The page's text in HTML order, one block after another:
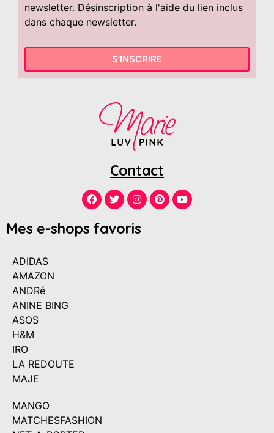
newsletter. Désinscription à l'aide du lien inclus
dans chaque newsletter.
S'INSCRIRE
Contact
Mes e-shops favoris
ADIDAS
AMAZON
ANDRé
ANINE BING
ASOS
H&M
IRO
LA REDOUTE
MAJE
MANGO
MATCHESFASHION